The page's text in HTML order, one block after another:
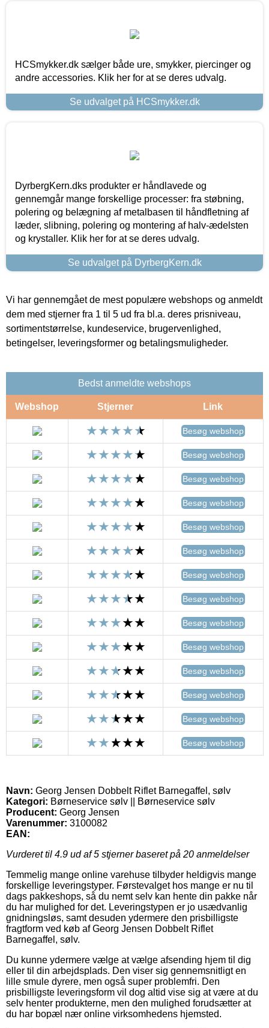
HCSmykker.dk sælger både ure, smykker, piercinger og
andre accessories. Klik her for at se deres udvalg.
Se udvalget på HCSmykker.dk
DyrbergKern.dks produkter er håndlavede og
gennemgår mange forskellige processer: fra støbning,
polering og belægning af metalbasen til håndfletning af
læder, slibning, polering og montering af halv-ædelsten
og krystaller. Klik her for at se deres udvalg.
Se udvalget på DyrbergKern.dk
Vi har gennemgået de mest populære webshops og anmeldt
dem med stjerner fra 1 til 5 ud fra bl.a. deres prisniveau,
sortimentstørrelse, kundeservice, brugervenlighed,
betingelser, leveringsformer og betalingsmuligheder.
Bedst anmeldte webshops
Webshop Stjerner Link
Besøg webshop
Besøg webshop
Besøg webshop
Besøg webshop
Besøg webshop
Besøg webshop
Besøg webshop
Besøg webshop
Besøg webshop
Besøg webshop
Besøg webshop
Besøg webshop
Besøg webshop
Besøg webshop
Navn: Georg Jensen Dobbelt Riflet Barnegaffel, sølv
Kategori: Børneservice sølv || Børneservice sølv
Producent: Georg Jensen
Varenummer: 3100082
EAN:
Vurderet til 4.9 ud af 5 stjerner baseret på 20 anmeldelser
Temmelig mange online varehuse tilbyder heldigvis mange
forskellige leveringstyper. Førstevalget hos mange er nu til
dags pakkeshops, så du nemt selv kan hente din pakke når
du har mulighed for det. Leveringstypen er jo usædvanlig
gnidningsløs, samt desuden ydermere den prisbilligste
fragtform ved køb af Georg Jensen Dobbelt Riflet
Barnegaffel, sølv.
Du kunne ydermere vælge at vælge afsending hjem til dig
eller til din arbejdsplads. Den viser sig gennemsnitligt en
lille smule dyrere, men også super problemfri. Den
prisbilligste leveringsform vil dog altid vise sig at være at du
selv henter produkterne, men den mulighed forudsætter at
du har bopæl nær online virksomhedens hjemsted.